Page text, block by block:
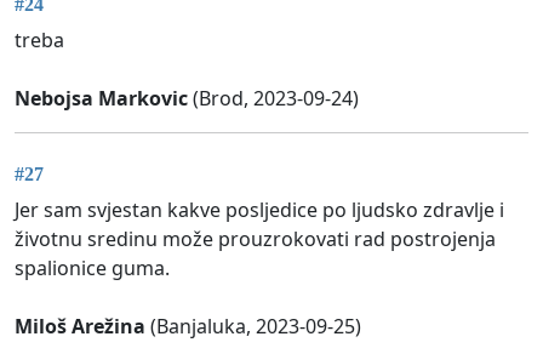
#24
treba
Nebojsa Markovic(Brod, 2023-09-24)
#27
Jer sam svjestan kakve posljedice po ljudsko zdravlje i
životnu sredinu može prouzrokovati rad postrojenja
spalionice guma.
Miloš Arežina (Banjaluka, 2023-09-25)